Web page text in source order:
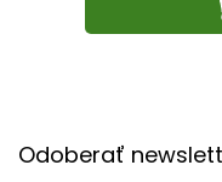
Odoberať